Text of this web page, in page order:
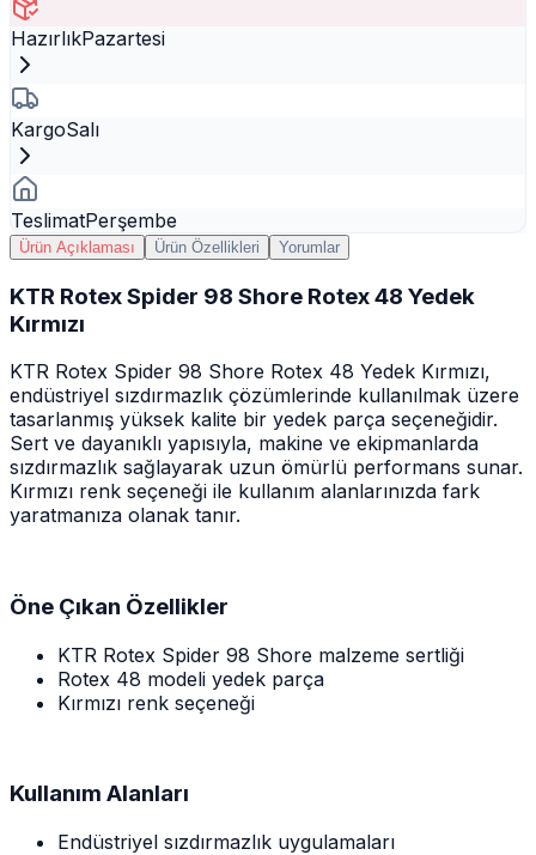
HazırlıkPazartesi
KargoSalı
TeslimatPerşembe
Ürün Açıklaması Ürün Özellikleri Yorumlar
KTR Rotex Spider 98 Shore Rotex 48 Yedek
Kırmızı
KTR Rotex Spider 98 Shore Rotex 48 Yedek Kırmızı,
endüstriyel sızdırmazlık çözümlerinde kullanılmak üzere
tasarlanmış yüksek kalite bir yedek parça seçeneğidir.
Sert ve dayanıklı yapısıyla, makine ve ekipmanlarda
sızdırmazlık sağlayarak uzun ömürlü performans sunar.
Kırmızı renk seçeneği ile kullanım alanlarınızda fark
yaratmanıza olanak tanır.
Öne Çıkan Özellikler
KTR Rotex Spider 98 Shore malzeme sertliği
Rotex 48 modeli yedek parça
Kırmızı renk seçeneği
Kullanım Alanları
Endüstriyel sızdırmazlık uygulamaları